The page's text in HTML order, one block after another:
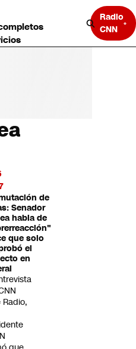
Radio
CNN
de
Senador
habla de
que solo
el
en
Radio,